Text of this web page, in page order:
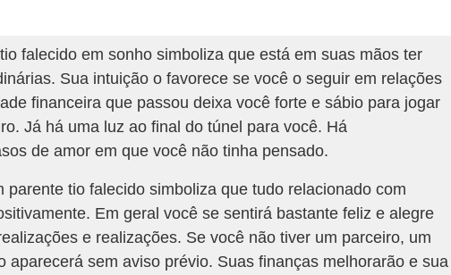
falecido em sonho simboliza que está em suas mãos ter
Sua intuição o favorece se você o seguir em relações
financeira que passou deixa você forte e sábio para jogar
Já há uma luz ao final do túnel para você. Há
de amor em que você não tinha pensado.
parente tio falecido simboliza que tudo relacionado com
Em geral você se sentirá bastante feliz e alegre
e realizações. Se você não tiver um parceiro, um
aparecerá sem aviso prévio. Suas finanças melhorarão e sua